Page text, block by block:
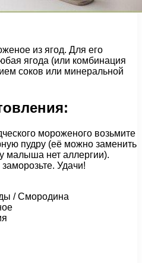
из ягод. Для его
ягода (или комбинация
соков или минеральной
мороженого возьмите
пудру (её можно заменить
малыша нет аллергии).
Удачи!
/ Cмородина